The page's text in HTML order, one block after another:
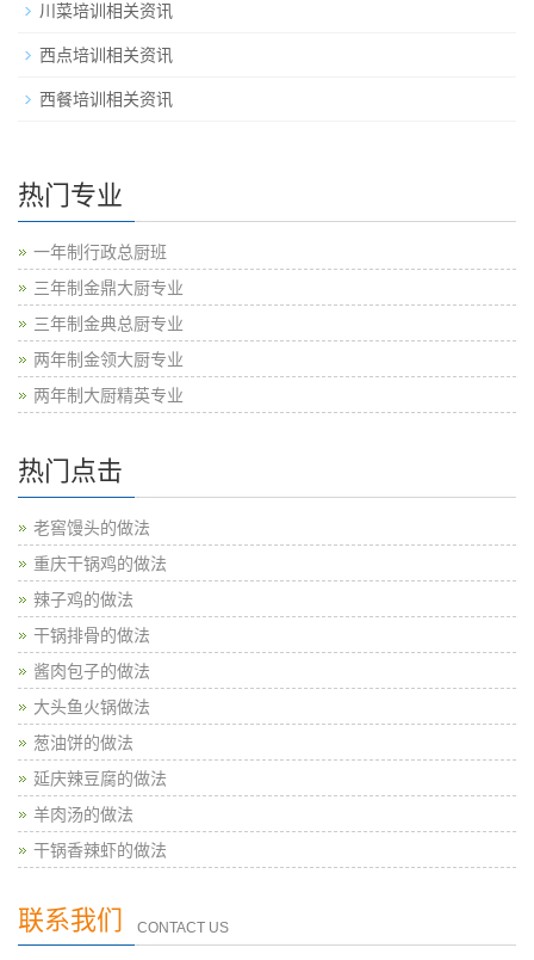
川菜培训相关资讯
西点培训相关资讯
西餐培训相关资讯
热门专业
一年制行政总厨班
三年制金鼎大厨专业
三年制金典总厨专业
两年制金领大厨专业
两年制大厨精英专业
热门点击
老窖馒头的做法
重庆干锅鸡的做法
辣子鸡的做法
干锅排骨的做法
酱肉包子的做法
大头鱼火锅做法
葱油饼的做法
延庆辣豆腐的做法
羊肉汤的做法
干锅香辣虾的做法
联系我们 CONTACT US